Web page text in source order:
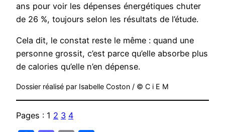
ans pour voir les dépenses énergétiques chuter
de 26 %, toujours selon les résultats de l’étude.
Cela dit, le constat reste le même : quand une
personne grossit, c’est parce qu’elle absorbe plus
de calories qu’elle n’en dépense.
Dossier réalisé par Isabelle Coston / © C i E M
Pages : 1 2 3 4